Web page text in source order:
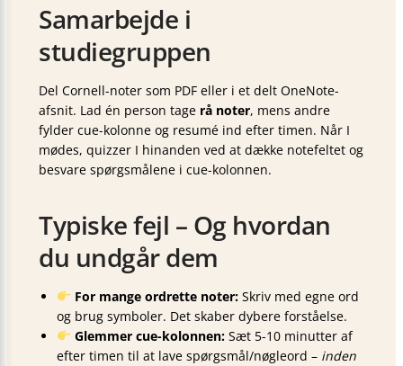
Samarbejde i
studiegruppen
Del Cornell-noter som PDF eller i et delt OneNote-
afsnit. Lad én person tage rå noter, mens andre
fylder cue-kolonne og resumé ind efter timen. Når I
mødes, quizzer I hinanden ved at dække notefeltet og
besvare spørgsmålene i cue-kolonnen.
Typiske fejl – Og hvordan
du undgår dem
For mange ordrette noter:Skriv med egne ord
og brug symboler. Det skaber dybere forståelse.
Glemmer cue-kolonnen:Sæt 5-10 minutter af
efter timen til at lave spørgsmål/nøgleord – inden